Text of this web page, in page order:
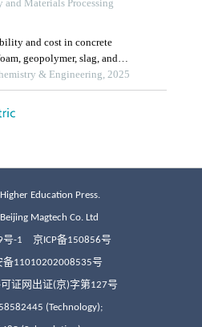
Education Press.
Magtech Co. Ltd
号-1 京ICP备150856号
11010202008535号
证网出证(京)字第127号
(Technology);